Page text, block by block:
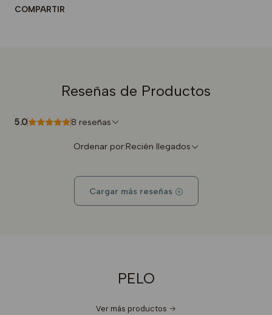
COMPARTIR
Reseñas de Productos
5.0 8 reseñas
Ordenar por:Recién llegados
Cargar más reseñas
PELO
Ver más productos